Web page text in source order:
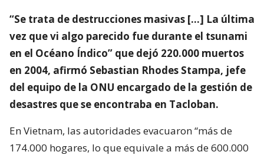
“Se trata de destrucciones masivas [...] La última
vez que vi algo parecido fue durante el tsunami
en el Océano Índico” que dejó 220.000 muertos
en 2004, afirmó Sebastian Rhodes Stampa, jefe
del equipo de la ONU encargado de la gestión de
desastres que se encontraba en Tacloban.
En Vietnam, las autoridades evacuaron “más de
174.000 hogares, lo que equivale a más de 600.000